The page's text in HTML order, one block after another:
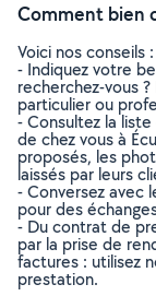
Comment bien
Voici nos conseils :
- Indiquez votre
recherchez-vous
particulier ou
- Consultez la
de chez vous à
proposés, les
laissés par leurs
- Conversez avec
pour des
- Du contrat de
par la prise de
factures : utilisez
prestation.